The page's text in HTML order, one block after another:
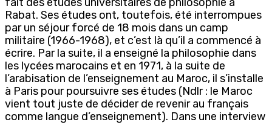
Rabat. Ses études ont, toutefois, été interrompues
par un séjour forcé de 18 mois dans un camp
militaire (1966-1968), et c’est là qu’il a commencé à
écrire. Par la suite, il a enseigné la philosophie dans
les lycées marocains et en 1971, à la suite de
l’arabisation de l’enseignement au Maroc, il s’installe
à Paris pour poursuivre ses études (Ndlr : le Maroc
vient tout juste de décider de revenir au français
comme langue d’enseignement). Dans une interview